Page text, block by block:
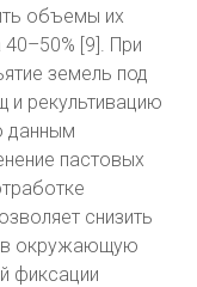
объемы их
[9]. При
земель под
и рекультивацию
данным
пастовых
снизить
в окружающую
фиксации